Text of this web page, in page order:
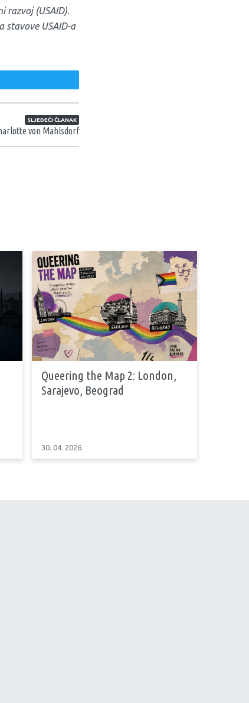
razvoj (USAID).
stavove USAID-a
SLJEDEĆI ČLANAK
von Mahlsdorf
Queering the Map 2: London,
Sarajevo, Beograd
30. 04. 2026